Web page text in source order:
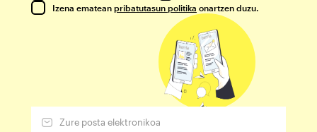
Izena ematean pribatutasun politika onartzen duzu.